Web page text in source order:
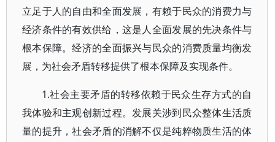
立足于人的自由和全面发展，有赖于民众的消费力与
经济条件的有效供给，这是人全面发展的先决条件与
根本保障。经济的全面振兴与民众的消费质量均衡发
展，为社会矛盾转移提供了根本保障及实现条件。
1.社会主要矛盾的转移依赖于民众生存方式的自
我体验和主观创新过程。发展关涉到民众整体生活质
量的提升，社会矛盾的消解不仅是纯粹物质生活的体